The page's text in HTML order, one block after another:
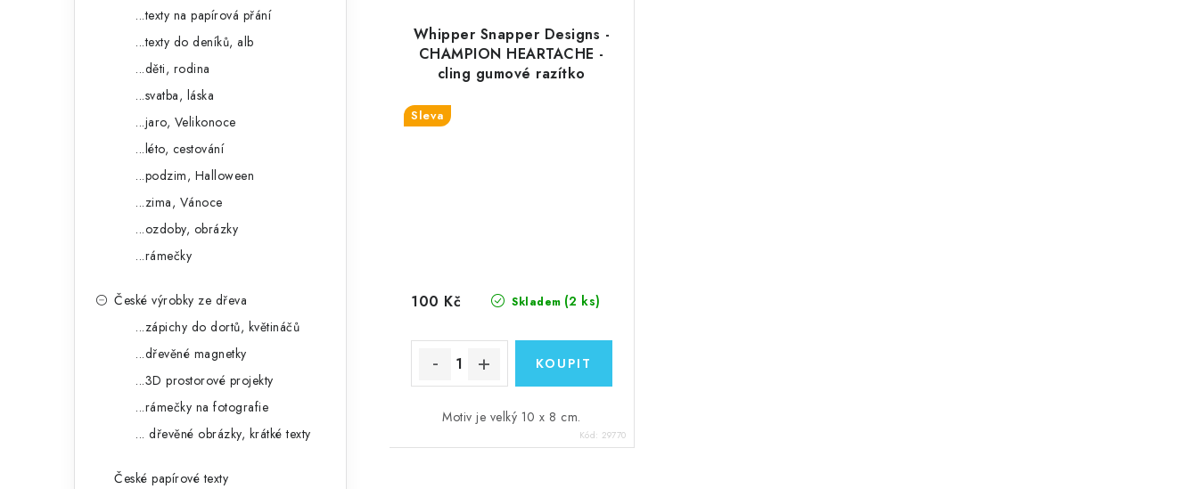
...texty na papírová přání
...texty do deníků, alb
...děti, rodina
...svatba, láska
...jaro, Velikonoce
...léto, cestování
...podzim, Halloween
...zima, Vánoce
...ozdoby, obrázky
...rámečky
České výrobky ze dřeva
...zápichy do dortů, květináčů
...dřevěné magnetky
...3D prostorové projekty
...rámečky na fotografie
... dřevěné obrázky, krátké texty
České papírové texty
Whipper Snapper Designs -
CHAMPION HEARTACHE -
cling gumové razítko
Sleva
Skladem (2 ks)
100 Kč
Motiv je velký 10 x 8 cm.
Kód: 29770